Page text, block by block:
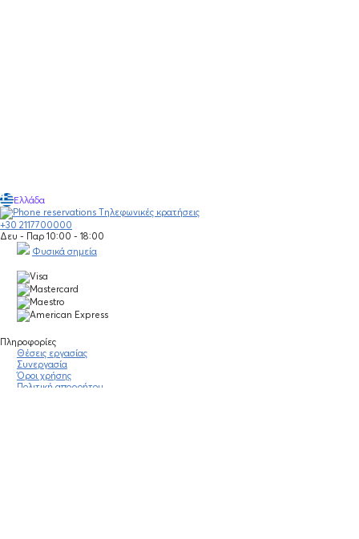
Ελλάδα
Τηλεφωνικές κρατήσεις
+30 2117700000
Δευ - Παρ 10:00 - 18:00
Φυσικά σημεία
Πληροφορίες
Θέσεις εργασίας
Συνεργασία
Όροι χρήσης
Πολιτική απορρήτου